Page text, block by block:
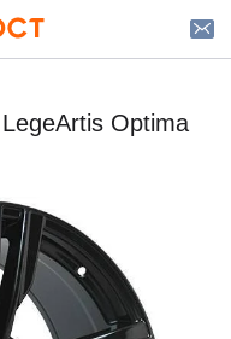
Optima